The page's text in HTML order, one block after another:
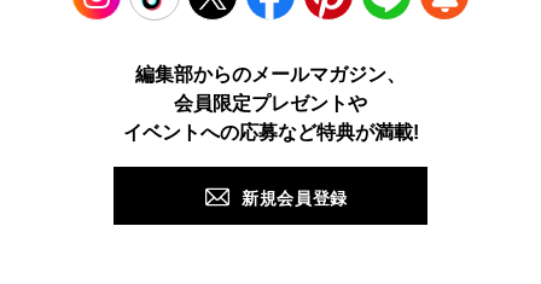
TikTok Facebook Pinterest LINE
編集部からのメールマガジン、
会員限定プレゼントや
イベントへの応募など特典が満載!
新規会員登録